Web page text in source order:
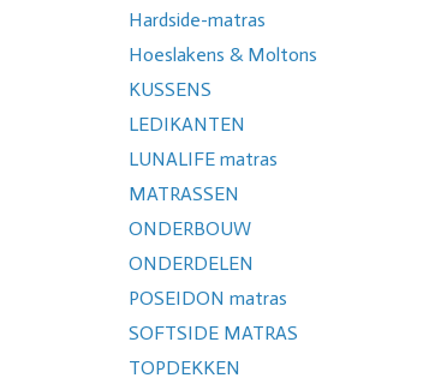
Hardside-matras
Hoeslakens & Moltons
KUSSENS
LEDIKANTEN
LUNALIFE matras
MATRASSEN
ONDERBOUW
ONDERDELEN
POSEIDON matras
SOFTSIDE MATRAS
TOPDEKKEN